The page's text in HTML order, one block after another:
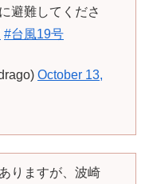
避難してくださ
#台風19号
October 13,
りますが、波崎